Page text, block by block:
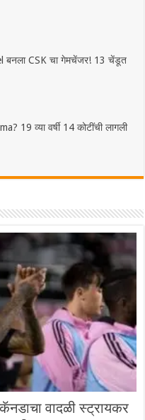
बनला CSK चा गेमचेंजर! 13 चेंडूत
19 व्या वर्षी 14 कोटींची लागली
वादळी स्ट्रायकर